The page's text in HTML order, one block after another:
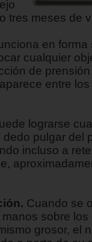
tres meses de
en forma
cualquier
de
entre
lograrse
pulgar del
incluso a
Cuando se
sobre
grosor, el